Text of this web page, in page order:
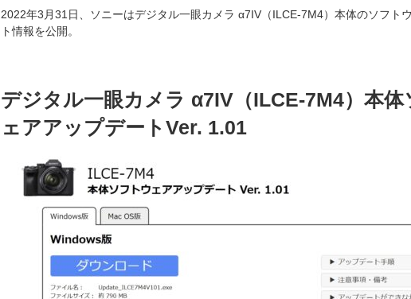
2022年3月31日、ソニーはデジタル一眼カメラ α7IV（ILCE-7M4）本体のソフト
ト情報を公開。
デジタル一眼カメラ α7IV（ILCE-7M4）本体
ェアアップデートVer. 1.01